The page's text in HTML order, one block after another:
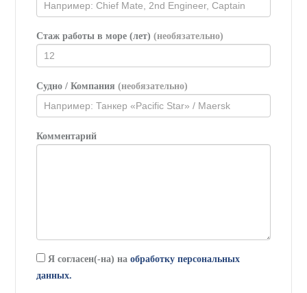
Стаж работы в море (лет)(необязательно)
Судно / Компания(необязательно)
Комментарий
Я согласен(-на) наобработку персональных
данных.